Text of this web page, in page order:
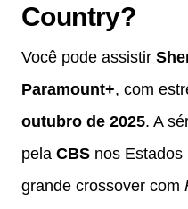
Country?
Você pode assistir
Paramount+, com
outubro de 2025. A
pela CBS nos Estados
grande crossover com